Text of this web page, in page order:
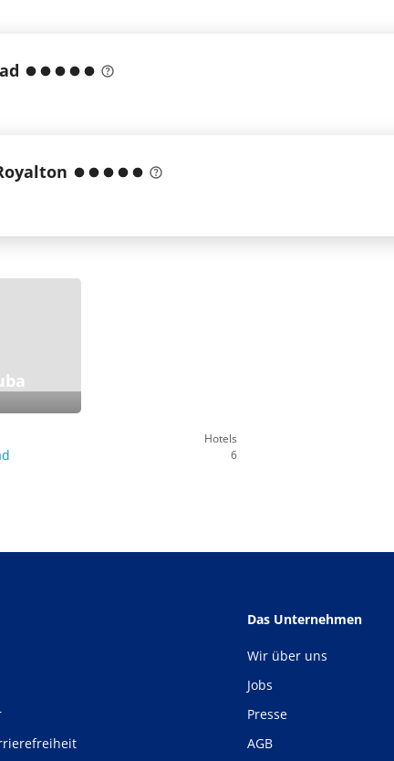
Hotels
6
Das Unternehmen
Wir über uns
Jobs
Presse
AGB